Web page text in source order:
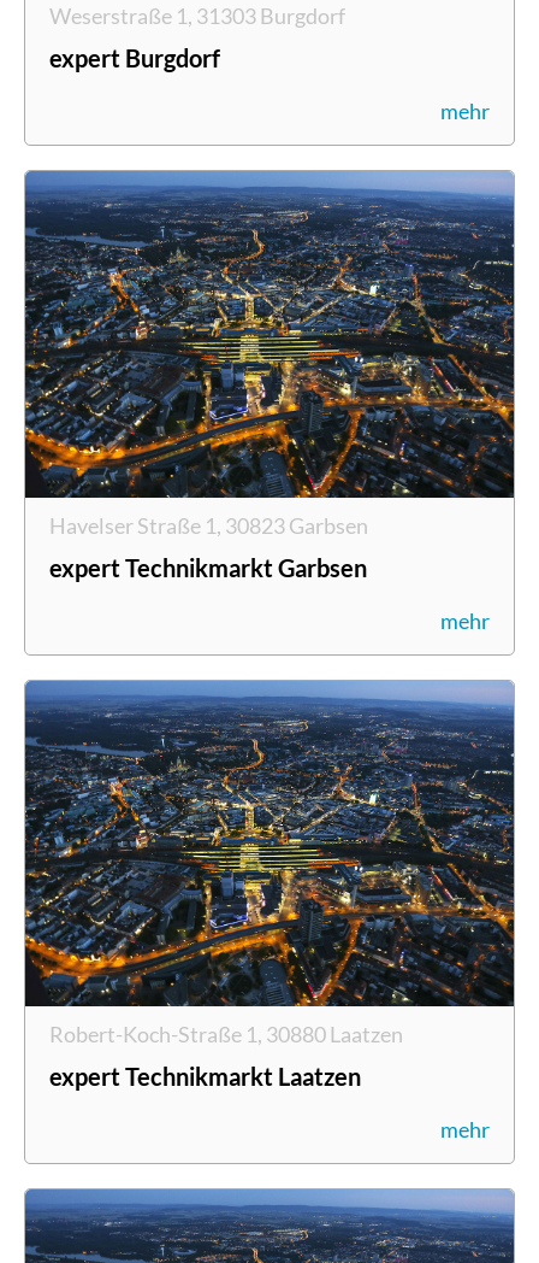
Weserstraße 1, 31303 Burgdorf
expert Burgdorf
mehr
Havelser Straße 1, 30823 Garbsen
expert Technikmarkt Garbsen
mehr
Robert-Koch-Straße 1, 30880 Laatzen
expert Technikmarkt Laatzen
mehr